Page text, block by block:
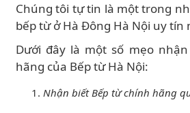
Chúng tôi tự tin là một trong
bếp từ ở Hà Đông Hà Nội uy tín
Dưới đây là một số mẹo
hãng của Bếp từ Hà Nội:
Nhận biết Bếp từ chính hãng